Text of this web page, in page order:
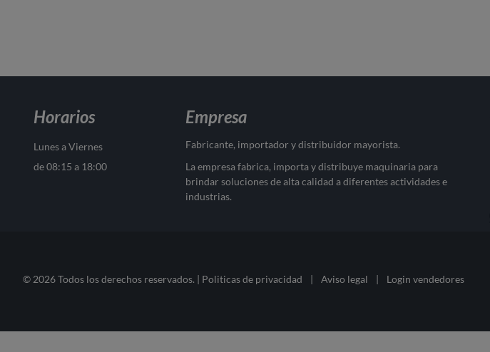
Horarios
Lunes a Viernes
de 08:15 a 18:00
Empresa
Fabricante, importador y distribuidor mayorista.
La empresa fabrica, importa y distribuye maquinaria para
brindar soluciones de alta calidad a diferentes actividades e
industrias.
© 2026 Todos los derechos reservados. | Politicas de privacidad | Aviso legal | Login vendedores